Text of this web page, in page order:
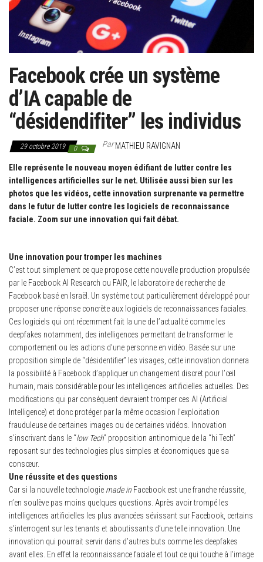
Facebook crée un système
d’IA capable de
“désidendifiter” les individus
29 octobre 2019 0 ParMATHIEU RAVIGNAN
Elle représente le nouveau moyen édifiant de lutter contre les
intelligences artificielles sur le net. Utilisée aussi bien sur les
photos que les vidéos, cette innovation surprenante va permettre
dans le futur de lutter contre les logiciels de reconnaissance
faciale. Zoom sur une innovation qui fait débat.
Une innovation pour tromper les machines
C’est tout simplement ce que propose cette nouvelle production propulsée
par le Facebook AI Research ou FAIR, le laboratoire de recherche de
Facebook basé en Israël. Un système tout particulièrement développé pour
proposer une réponse concrète aux logiciels de reconnaissances faciales.
Ces logiciels qui ont récemment fait la une de l’actualité comme les
deepfakes notamment, des intelligences permettant de transformer le
comportement ou les actions d’une personne en vidéo. Basée sur une
proposition simple de “désidentifier” les visages, cette innovation donnera
la possibilité à Facebook d’appliquer un changement discret pour l’œil
humain, mais considérable pour les intelligences artificielles actuelles. Des
modifications qui par conséquent devraient tromper ces AI (Artificial
Intelligence) et donc protéger par la même occasion l’exploitation
frauduleuse de certaines images ou de certaines vidéos. Innovation
s’inscrivant dans le “low Tech” proposition antinomique de la “hi Tech”
reposant sur des technologies plus simples et économiques que sa
consœur.
Une réussite et des questions
Car si la nouvelle technologie made in Facebook est une franche réussite,
n’en soulève pas moins quelques questions. Après avoir trompé les
intelligences artificielles les plus avancées sévissant sur Facebook, certains
s’interrogent sur les tenants et aboutissants d’une telle innovation. Une
innovation qui pourrait servir dans d’autres buts comme les deepfakes
avant elles. En effet la reconnaissance faciale et tout ce qui touche à l’image